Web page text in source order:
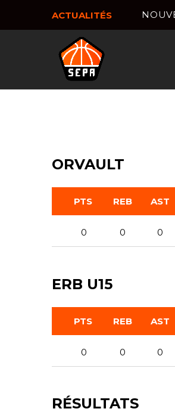
ACTUALITÉS
ORVAULT
PTS REB AST
0 0 0
ERB U15
PTS REB AST
0 0 0
RÉSULTATS